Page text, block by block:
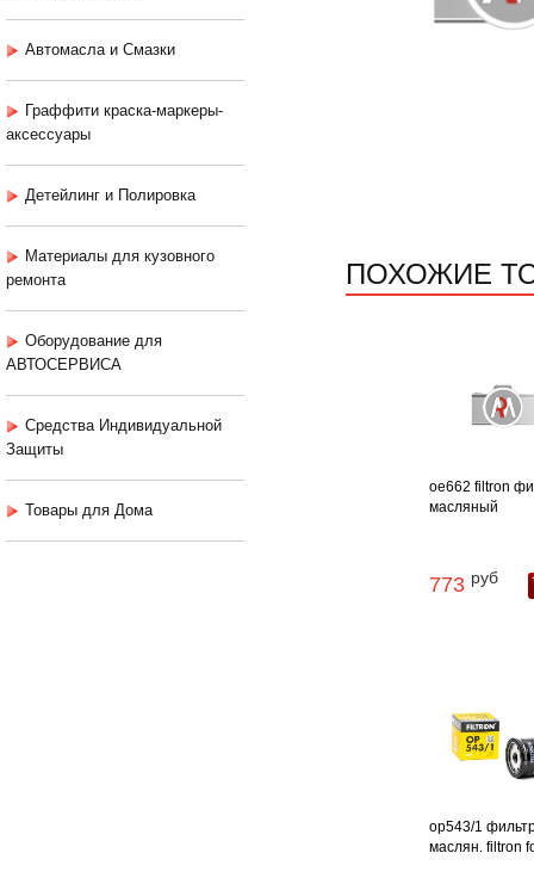
Автомасла и Смазки
Граффити краска-маркеры-
аксессуары
Детейлинг и Полировка
Материалы для кузовного
ремонта
Оборудование для
АВТОСЕРВИСА
Средства Индивидуальной
Защиты
Товары для Дома
ПОХОЖИЕ
oe662 filtron
масляный
773 руб
op543/1
маслян. filtron